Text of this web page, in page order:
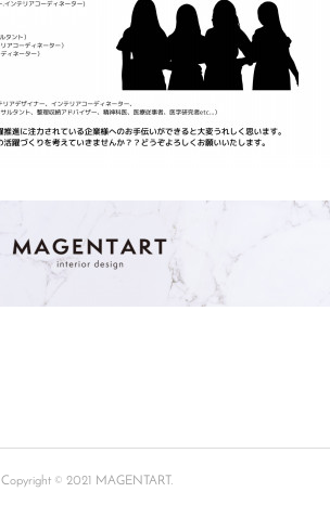
Copyright © 2021 MAGENTART.